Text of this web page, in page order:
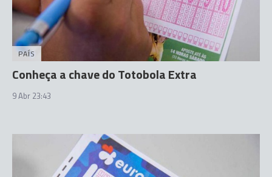
PAÍS
Conheça a chave do Totobola Extra
9 Abr 23:43